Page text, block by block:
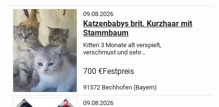
09.08.2026
Katzenbabys brit. Kurzhaar mit
Stammbaum
Kitten 3 Monate alt verspielt,
verschmust und sehr
Hände abzugeben.
geimpft Mehrfach
untersuchtGeschiptStubenrein und
futterfestL...
700 €Festpreis
91572 Bechhofen (Bayern)
09.08.2026